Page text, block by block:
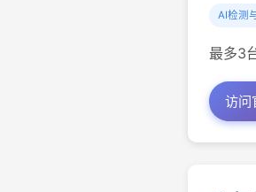
AI检测
最多3
访